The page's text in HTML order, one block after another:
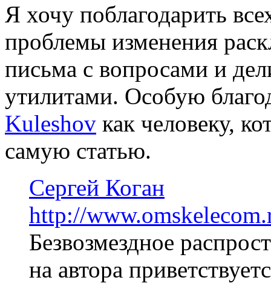
Я хочу поблагодарить
проблемы изменения
письма с вопросами и
утилитами. Особую
Kuleshov как человеку,
самую статью.
Сергей Коган
http://
Безвозмездное
на автора